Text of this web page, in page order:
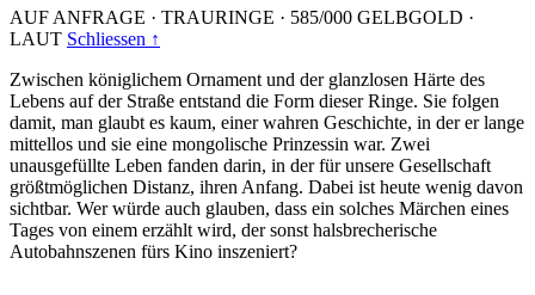
AUF ANFRAGE · TRAURINGE · 585/000 GELBGOLD ·
LAUT Schliessen ↑
Zwischen königlichem Ornament und der glanzlosen Härte des
Lebens auf der Straße entstand die Form dieser Ringe. Sie folgen
damit, man glaubt es kaum, einer wahren Geschichte, in der er lange
mittellos und sie eine mongolische Prinzessin war. Zwei
unausgefüllte Leben fanden darin, in der für unsere Gesellschaft
größtmöglichen Distanz, ihren Anfang. Dabei ist heute wenig davon
sichtbar. Wer würde auch glauben, dass ein solches Märchen eines
Tages von einem erzählt wird, der sonst halsbrecherische
Autobahnszenen fürs Kino inszeniert?